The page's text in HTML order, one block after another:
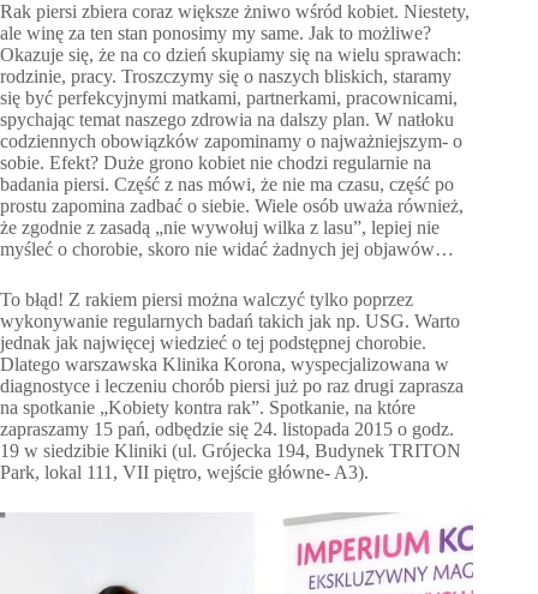
Rak piersi zbiera coraz większe żniwo wśród kobiet. Niestety,
ale winę za ten stan ponosimy my same. Jak to możliwe?
Okazuje się, że na co dzień skupiamy się na wielu sprawach:
rodzinie, pracy. Troszczymy się o naszych bliskich, staramy
się być perfekcyjnymi matkami, partnerkami, pracownicami,
spychając temat naszego zdrowia na dalszy plan. W natłoku
codziennych obowiązków zapominamy o najważniejszym- o
sobie. Efekt? Duże grono kobiet nie chodzi regularnie na
badania piersi. Część z nas mówi, że nie ma czasu, część po
prostu zapomina zadbać o siebie. Wiele osób uważa również,
że zgodnie z zasadą „nie wywołuj wilka z lasu”, lepiej nie
myśleć o chorobie, skoro nie widać żadnych jej objawów…
To błąd! Z rakiem piersi można walczyć tylko poprzez
wykonywanie regularnych badań takich jak np. USG. Warto
jednak jak najwięcej wiedzieć o tej podstępnej chorobie.
Dlatego warszawska Klinika Korona, wyspecjalizowana w
diagnostyce i leczeniu chorób piersi już po raz drugi zaprasza
na spotkanie „Kobiety kontra rak”. Spotkanie, na które
zapraszamy 15 pań, odbędzie się 24. listopada 2015 o godz.
19 w siedzibie Kliniki (ul. Grójecka 194, Budynek TRITON
Park, lokal 111, VII piętro, wejście główne- A3).